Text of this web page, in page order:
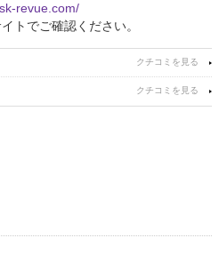
revue.com/
トでご確認ください。